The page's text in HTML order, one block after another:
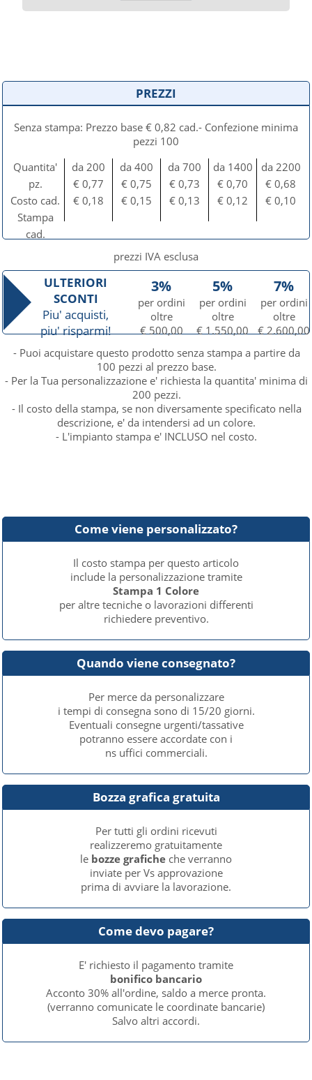
PREZZI
Senza stampa: Prezzo base € 0,82 cad.- Confezione minima
pezzi 100
Quantita'
pz.
Costo cad.
Stampa
cad.
da 200
€ 0,77
€ 0,18
da 400
€ 0,75
€ 0,15
da 700
€ 0,73
€ 0,13
da 1400
€ 0,70
€ 0,12
da 2200
€ 0,68
€ 0,10
prezzi IVA esclusa
ULTERIORI
SCONTI
Piu' acquisti,
piu' risparmi!
3%
per ordini
oltre
€ 500,00
5%
per ordini
oltre
€ 1.550,00
7%
per ordini
oltre
€ 2.600,00
- Puoi acquistare questo prodotto senza stampa a partire da
100 pezzi al prezzo base.
- Per la Tua personalizzazione e' richiesta la quantita' minima di
200 pezzi.
- Il costo della stampa, se non diversamente specificato nella
descrizione, e' da intendersi ad un colore.
- L'impianto stampa e' INCLUSO nel costo.
Come viene personalizzato?
Il costo stampa per questo articolo
include la personalizzazione tramite
Stampa 1 Colore
per altre tecniche o lavorazioni differenti
richiedere preventivo.
Quando viene consegnato?
Per merce da personalizzare
i tempi di consegna sono di 15/20 giorni.
Eventuali consegne urgenti/tassative
potranno essere accordate con i
ns uffici commerciali.
Bozza grafica gratuita
Per tutti gli ordini ricevuti
realizzeremo gratuitamente
le bozze grafiche che verranno
inviate per Vs approvazione
prima di avviare la lavorazione.
Come devo pagare?
E' richiesto il pagamento tramite
bonifico bancario
Acconto 30% all'ordine, saldo a merce pronta.
(verranno comunicate le coordinate bancarie)
Salvo altri accordi.